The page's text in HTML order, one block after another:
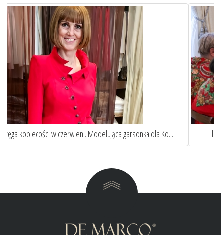
Elegancka niebieska sukienka wizytowa w stylu Pierwszej...